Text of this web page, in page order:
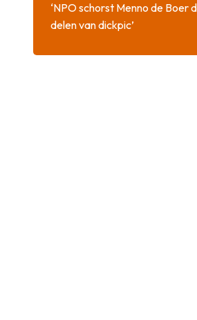
‘NPO schorst Menno de Boer
delen van dickpic’